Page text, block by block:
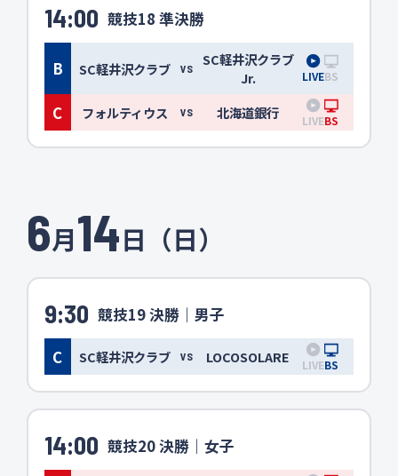
14:00 競技18 準決勝
B SC軽井沢クラブ VS
SC軽井沢クラブ
Jr.
LIVEBS
C フォルティウス VS 北海道銀行 LIVEBS
6月14日（日）
9:30 競技19 決勝｜男子
C
SC軽井沢クラブ VS LOCOSOLARE LIVEBS
14:00 競技20 決勝｜女子